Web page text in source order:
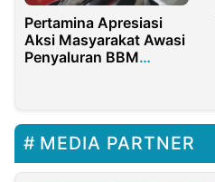
Pertamina Apresiasi
Aksi Masyarakat Awasi
Penyaluran BBM
MEDIA PARTNER